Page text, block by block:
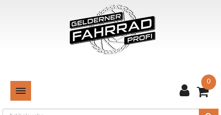
TOGGLE NAVIGATION
0